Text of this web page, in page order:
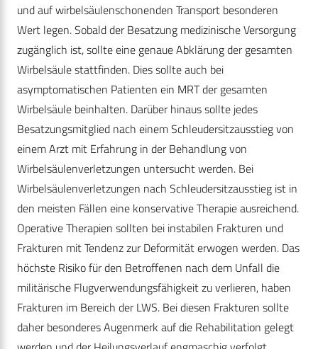
und auf wirbelsäulenschonenden Transport besonderen
Wert legen. Sobald der Besatzung medizinische Versorgung
zugänglich ist, sollte eine genaue Abklärung der gesamten
Wirbelsäule stattfinden. Dies sollte auch bei
asymptomatischen Patienten ein MRT der gesamten
Wirbelsäule beinhalten. Darüber hinaus sollte jedes
Besatzungsmitglied nach einem Schleudersitzausstieg von
einem Arzt mit Erfahrung in der Behandlung von
Wirbelsäulenverletzungen untersucht werden. Bei
Wirbelsäulenverletzungen nach Schleudersitzausstieg ist in
den meisten Fällen eine konservative Therapie ausreichend.
Operative Therapien sollten bei instabilen Frakturen und
Frakturen mit Tendenz zur Deformität erwogen werden. Das
höchste Risiko für den Betroffenen nach dem Unfall die
militärische Flugverwendungsfähigkeit zu verlieren, haben
Frakturen im Bereich der LWS. Bei diesen Frakturen sollte
daher besonderes Augenmerk auf die Rehabilitation gelegt